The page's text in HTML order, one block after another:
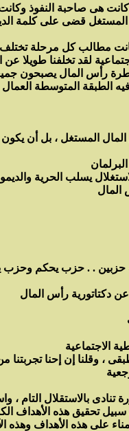
كانت هى صاحبة النفوذ
قضى على كلمة
مطالب كل مرحلة
لقد تخلفنا طويلا
فيه الطبقة المتوسطة
المستغل ، بل أن
يسلب الحرية
حزبين . . حزب يحكم
وقلنا إن إحنا تجربتنا
تحقيق هذه الأهداف